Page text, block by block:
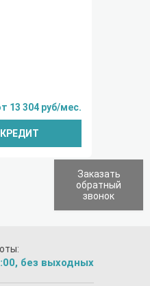
13 304 руб/мес.
без выходных
Заказать
обратный
звонок